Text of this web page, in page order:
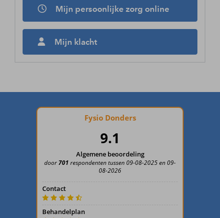
Mijn persoonlijke zorg online
Mijn klacht